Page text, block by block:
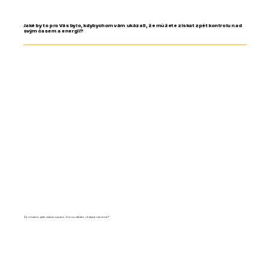
Že můžete zažít radost z práce, kterou děláte, i když je náročná?
Jaké by to pro Vás bylo, kdybychom vám ukázali, že můžete získat zpět kontrolu nad
svým časem a energií?